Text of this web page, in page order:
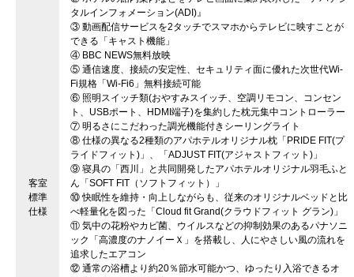
客室
標準
仕様
タルインフォメーション(ADI)』
③ 動画配信サービスを2タッチでスマホからテレビに映すことが
できる「キャスト機能」
④ BBC NEWS無料放映
⑤ 通信速度、接続の安定性、セキュリティ面に優れた次世代Wi-
Fi規格「Wi-Fi6」無料接続可能
⑥ 照明スイッチ類(おやすみスイッチ、空調リモコン、コンセン
ト、USBポート、HDMI端子)を集約した枕元集中コントローラー
⑦ 明るさにこだわった調光機能付きシーリングライト
⑧ 仕様の異なる2種類のアパホテルオリジナル枕「PRIDE FIT(プ
ライドフィット)」、「ADJUST FIT(アジャストフィット)」
⑨ 寝具の「西川」と共同開発したアパホテルオリジナル羽毛ふと
ん「SOFT FIT（ソフトフィット）」
⑩ 快眠性を維持・向上しながらも、従来のオリジナルベッドと比
べ軽量化を図った「Cloud fit Grand(クラウドフィット グラン)」
⑪ 気中の花粉やカビ菌、ウイルスなどの抑制効果のあるパナソニ
ック「高濃度のナノイーＸ」を搭載し、人にやさしい風の流れを
追求したエアコン
⑫ 通常の浴槽より約20％節水可能かつ、ゆったり入浴できるオ